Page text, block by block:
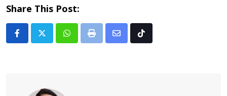
Share This Post:
Whatsapp
Print
Share Tiktok